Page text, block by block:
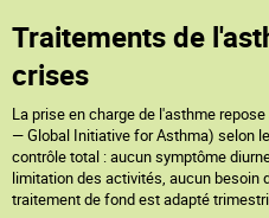
Traitements de
crises
La prise en charge de l'asthme
— Global Initiative for Asthma) selon
contrôle total : aucun symptôme
limitation des activités, aucun besoin
traitement de fond est adapté